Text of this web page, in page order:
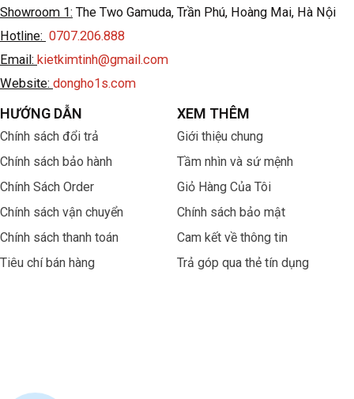
Showroom 1: The Two Gamuda, Trần Phú, Hoàng Mai, Hà Nội
Hotline: 0707.206.888
Email: kietkimtinh@gmail.com
Website: dongho1s.com
HƯỚNG DẪN
Chính sách đổi trả
Chính sách bảo hành
Chính Sách Order
Chính sách vận chuyển
Chính sách thanh toán
Tiêu chí bán hàng
XEM THÊM
Giới thiệu chung
Tầm nhìn và sứ mệnh
Giỏ Hàng Của Tôi
Chính sách bảo mật
Cam kết về thông tin
Trả góp qua thẻ tín dụng